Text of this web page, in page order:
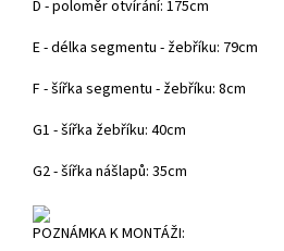
D - poloměr otvírání: 175cm
E - délka segmentu - žebříku: 79cm
F - šířka segmentu - žebříku: 8cm
G1 - šířka žebříku: 40cm
G2 - šířka nášlapů: 35cm
POZNÁMKA K MONTÁŽI: